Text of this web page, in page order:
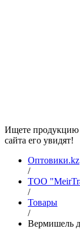
Ищете продукцию
сайта его увидят!
Оптовики.kz
/
ТОО
/
Товары
/
Вермишель